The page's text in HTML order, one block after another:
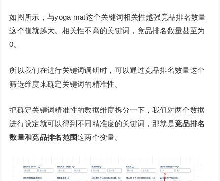
如图所示，与yoga mat这个关键词相关性越强竞品排名数量
这个值就越大。相关性不高的关键词，竞品排名数量甚至为
0。
所以我们在进行关键词调研时，可以通过竞品排名数量这个
筛选维度来确定关键词的精准性。
把确定关键词精准性的数据维度拆分一下，我们对两个数据
进行设定就可以得到不同精准度的关键词，那就是竞品排名
数量和竞品排名范围这两个变量。